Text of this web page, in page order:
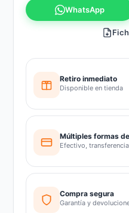
WhatsApp
Retiro inmediato
Disponible en tienda
Múltiples formas
Efectivo,
Compra segura
Garantía y